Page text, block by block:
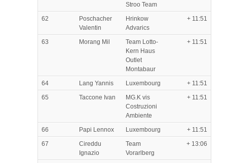
Stroo Team
62
Poschacher
Valentin
Hrinkow
Advarics
+ 11:51
63 Morang Mil
Team Lotto-
Kern Haus
Outlet
Montabaur
+ 11:51
64 Lang Yannis Luxembourg
+ 11:51
65
Taccone Ivan
MG.K vis
Costruzioni
Ambiente
+ 11:51
66 Papi Lennox Luxembourg
+ 11:51
67
Cireddu
Ignazio
Team
Vorarlberg
+ 13:06